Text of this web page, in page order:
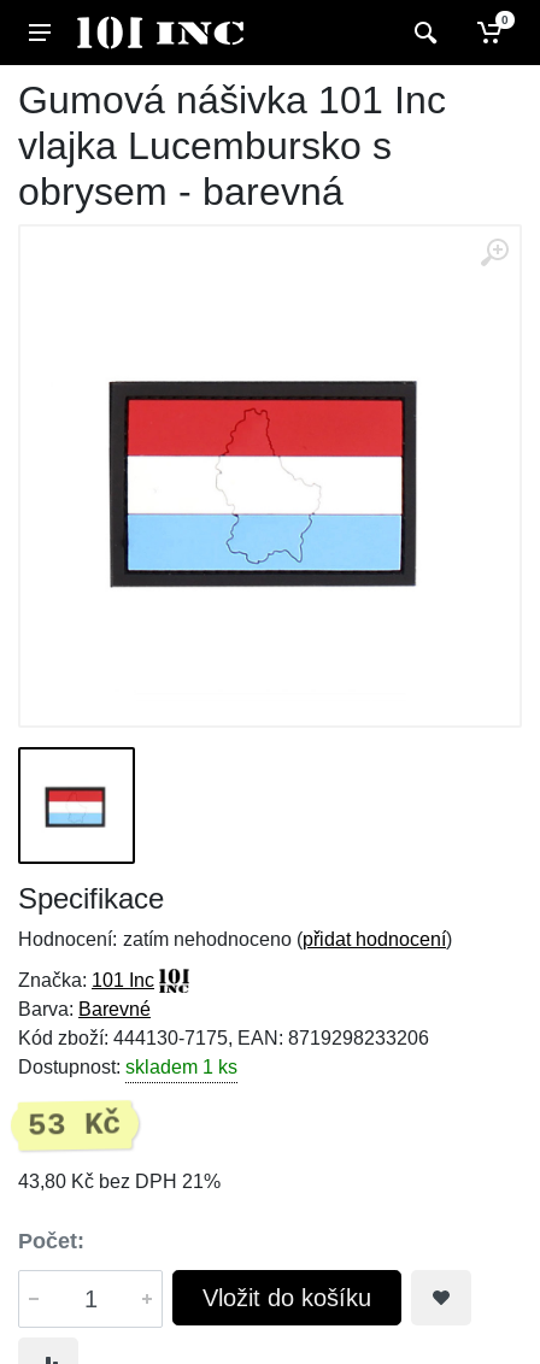
0
Gumová nášivka 101 Inc
vlajka Lucembursko s
obrysem - barevná
Specifikace
Hodnocení: zatím nehodnoceno (přidat hodnocení)
Značka: 101 Inc
Barva: Barevné
Kód zboží: 444130-7175, EAN: 8719298233206
Dostupnost: skladem 1 ks
53 Kč
43,80 Kč bez DPH 21%
Počet:
Vložit do košíku